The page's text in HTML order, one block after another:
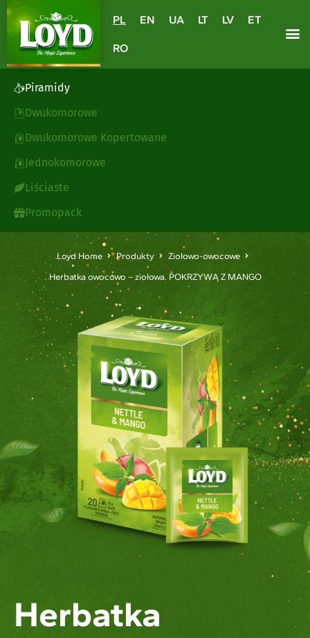
PL EN UA LT LV ET
RO
Piramidy
Dwukomorowe
Dwukomorowe Kopertowane
Jednokomorowe
Liściaste
Promopack
Loyd Home Produkty
Ziołowo-owocowe
Herbatka owocowo – ziołowa. POKRZYWĄ Z MANGO
Herbatka